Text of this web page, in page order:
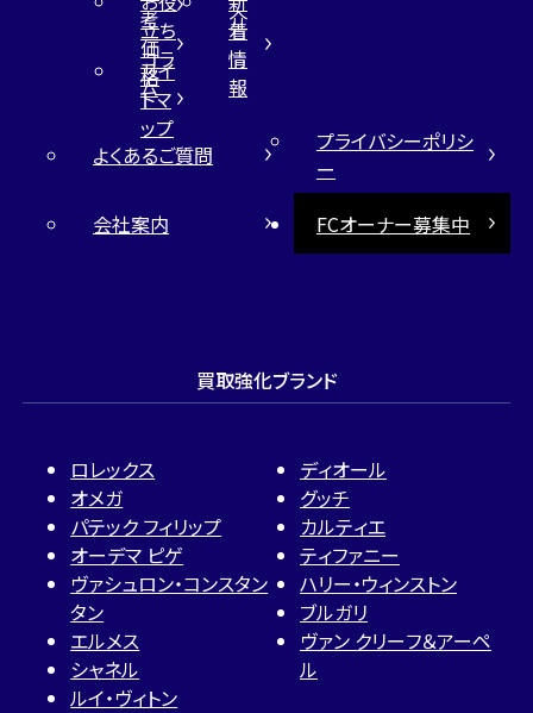
考
価
格
介
立ち
コラ
ム
着
情
報
サイ
トマ
ップ
よくあるご質問
プライバシーポリシ
ー
会社案内
FCオーナー募集中
買取強化ブランド
ロレックス
オメガ
パテック フィリップ
オーデマ ピゲ
ヴァシュロン・コンスタン
タン
エルメス
シャネル
ルイ・ヴィトン
ディオール
グッチ
カルティエ
ティファニー
ハリー・ウィンストン
ブルガリ
ヴァン クリーフ＆アーペ
ル